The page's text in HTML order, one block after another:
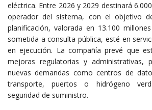
eléctrica. Entre 2026 y 2029 destinará
operador del sistema, con el objetivo
planificación, valorada en 13.100
sometida a consulta pública, esté en
en ejecución. La compañía prevé que
mejoras regulatorias y administrativas,
nuevas demandas como centros de
transporte, puertos o hidrógeno
seguridad de suministro.